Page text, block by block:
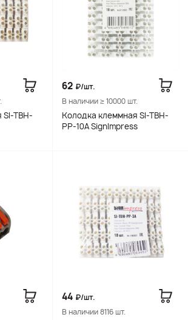
TBH-
62 ₽/шт.
В наличии ≥ 10000 шт.
Колодка клеммная SI-TBH-
PP-10A SignImpress
44 ₽/шт.
В наличии 8116 шт.